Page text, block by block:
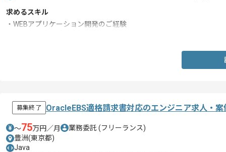
求めるスキル
・WEBアプリケーション開発のご経験
募集終了 OracleEBS適格請求書対応のエンジニア求人・案
〜75万円／月 業務委託 (フリーランス)
豊洲(東京都)
Java